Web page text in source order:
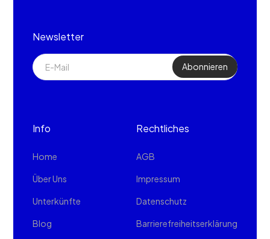
Info
Home
Über Uns
Unterkünfte
Blog
Rechtliches
AGB
Impressum
Datenschutz
Barrierefreiheitserklärung
Newsletter